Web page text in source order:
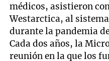
médicos, asistieron
Westarctica, al
durante la pandemia
Cada dos años, la
reunión en la que los